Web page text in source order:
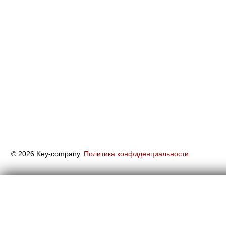
© 2026 Key-company. Политика конфиденциальности